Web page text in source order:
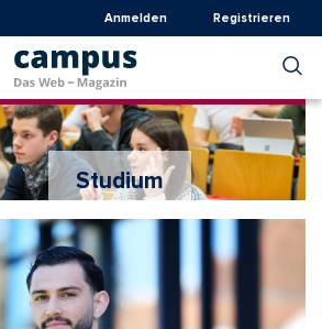
Anmelden Registrieren
Studium